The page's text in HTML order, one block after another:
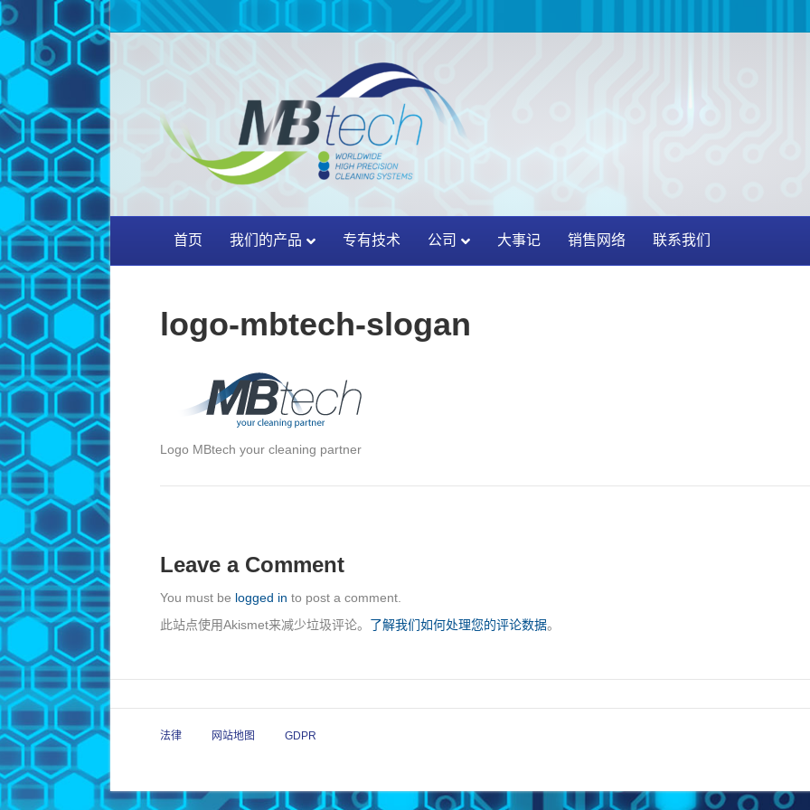
首页 我们的产品 专有技术 公司 大事记 销售网络 联系我们
logo-mbtech-slogan
Logo MBtech your cleaning partner
Leave a Comment
You must be logged in to post a comment.
此站点使用Akismet来减少垃圾评论。 了解我们如何处理您的评论数据。
法律 网站地图 GDPR